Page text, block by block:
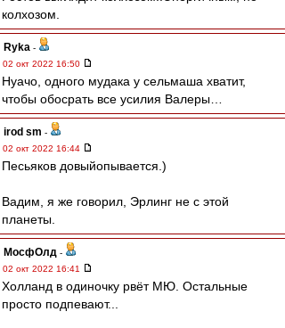
колхозом.
Ryka -
02 окт 2022 16:50
Нуачо, одного мудака у сельмаша хватит,
чтобы обосрать все усилия Валеры…
irod sm -
02 окт 2022 16:44
Песьяков довыйопывается.)
Вадим, я же говорил, Эрлинг не с этой
планеты.
МосфОлд -
02 окт 2022 16:41
Холланд в одиночку рвёт МЮ. Остальные
просто подпевают...